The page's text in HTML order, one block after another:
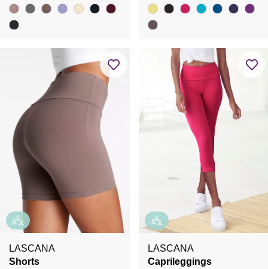
LASCANA
Shorts
LASCANA
Caprileggings